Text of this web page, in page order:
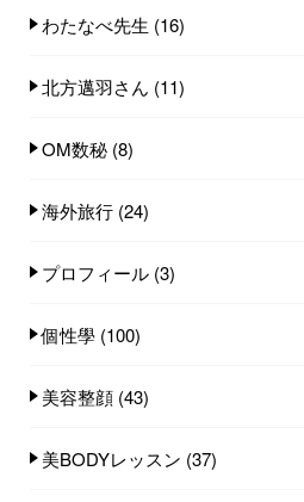
わたなべ先生 (16)
北方邁羽さん (11)
OM数秘 (8)
海外旅行 (24)
プロフィール (3)
個性學 (100)
美容整顔 (43)
美BODYレッスン (37)